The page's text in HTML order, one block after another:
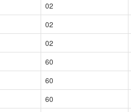
02
02
02
60
60
60